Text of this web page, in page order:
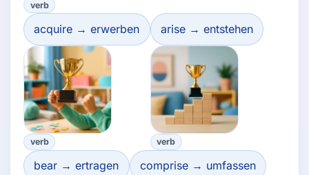
verb
acquire → erwerben
verb
arise → entstehen
verb
bear → ertragen comprise → umfassen